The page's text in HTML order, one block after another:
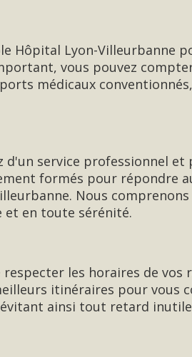
Hôpital Lyon-Villeurbanne
vous pouvez
médicaux
d'un service professionnel et
formés pour répondre
Nous
et en toute sérénité.
les horaires de vos
itinéraires pour vous
ainsi tout retard